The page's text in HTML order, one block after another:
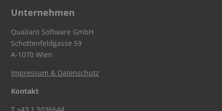
Unternehmen
Qualiant Software GmbH
Schottenfeldgasse 59
A-1070 Wien
Impressum & Datenschutz
Kontakt